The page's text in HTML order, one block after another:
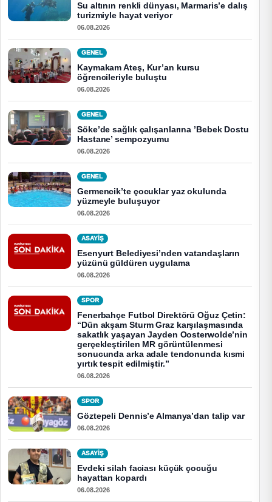
Su altının renkli dünyası, Marmaris’e dalış
turizmiyle hayat veriyor
06.08.2026
GENEL
Kaymakam Ateş, Kur’an kursu
öğrencileriyle buluştu
06.08.2026
GENEL
Söke’de sağlık çalışanlarına ’Bebek Dostu
Hastane’ sempozyumu
06.08.2026
GENEL
Germencik’te çocuklar yaz okulunda
yüzmeyle buluşuyor
06.08.2026
ASAYİŞ
Esenyurt Belediyesi’nden vatandaşların
yüzünü güldüren uygulama
06.08.2026
SPOR
Fenerbahçe Futbol Direktörü Oğuz Çetin:
“Dün akşam Sturm Graz karşılaşmasında
sakatlık yaşayan Jayden Oosterwolde’nin
gerçekleştirilen MR görüntülenmesi
sonucunda arka adale tendonunda kısmi
yırtık tespit edilmiştir.”
06.08.2026
SPOR
Göztepeli Dennis’e Almanya’dan talip var
06.08.2026
ASAYİŞ
Evdeki silah faciası küçük çocuğu
hayattan kopardı
06.08.2026